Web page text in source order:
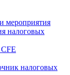
мероприятия
налоговых
налоговых